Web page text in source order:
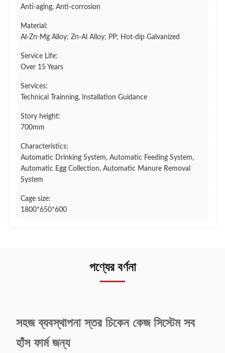
Anti-aging, Anti-corrosion
Material:
Al-Zn-Mg Alloy; Zn-Al Alloy; PP; Hot-dip Galvanized
Service Life:
Over 15 Years
Services:
Technical Trainning, Installation Guidance
Story height:
700mm
Characteristics:
Automatic Drinking System, Automatic Feeding System,
Automatic Egg Collection, Automatic Manure Removal
System
Cage size:
1800*650*600
পণ্যের বর্ণনা
সহজ ব্যবস্থাপনা স্তর চিকেন কেজ সিস্টেম সব
হাঁস ফার্ম জন্য